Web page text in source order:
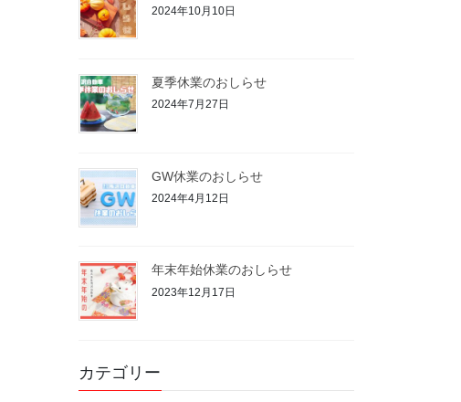
2024年10月10日
夏季休業のおしらせ
2024年7月27日
GW休業のおしらせ
2024年4月12日
年末年始休業のおしらせ
2023年12月17日
カテゴリー